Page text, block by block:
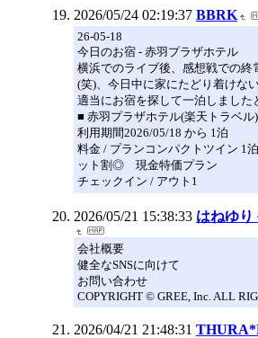
2026/05/24 02:19:37 BBRK
26-05-18
今日のお宿 - 赤羽プラザホテル
横浜でのライブ後、感想戦での終
(笑)、今日中に家にたどり着けな
適当にお宿を探して一泊しました
■ 赤羽プラザホテル(楽天トラベル)
利用期間2026/05/18 から 1泊
料金 / プランコンパクトツイン 1
ット割◎ 現金特価プラン
チェックイン / アウト1
2026/05/21 15:38:33 はねゆり
会社概要
健全なSNSに向けて
お問い合わせ
COPYRIGHT © GREE, Inc. ALL
2026/04/21 21:48:31